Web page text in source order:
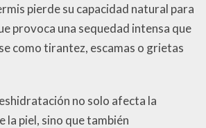
pierde su capacidad natural para
provoca una sequedad intensa que
como tirantez, escamas o grietas
no solo afecta la
la piel, sino que también